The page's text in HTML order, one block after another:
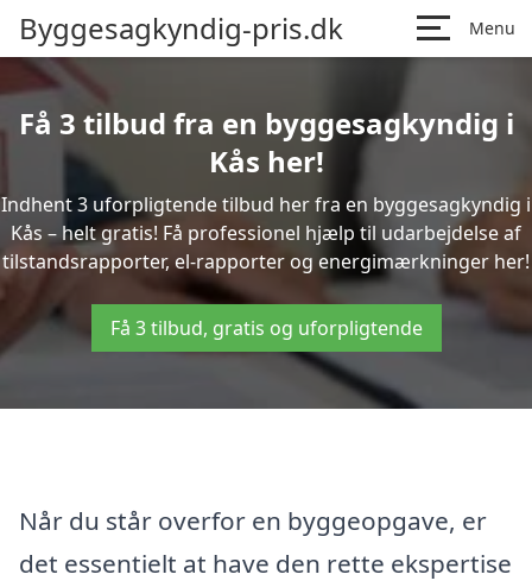
Byggesagkyndig-pris.dk Menu
Få 3 tilbud fra en byggesagkyndig i
Kås her!
Indhent 3 uforpligtende tilbud her fra en byggesagkyndig i
Kås – helt gratis! Få professionel hjælp til udarbejdelse af
tilstandsrapporter, el-rapporter og energimærkninger her!
Få 3 tilbud, gratis og uforpligtende
Når du står overfor en byggeopgave, er
det essentielt at have den rette ekspertise